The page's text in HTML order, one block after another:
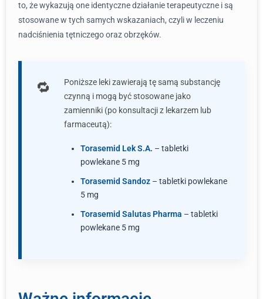
to, że wykazują one identyczne działanie terapeutyczne i są
stosowane w tych samych wskazaniach, czyli w leczeniu
nadciśnienia tętniczego oraz obrzęków.
Poniższe leki zawierają tę samą substancję
czynną i mogą być stosowane jako
zamienniki (po konsultacji z lekarzem lub
farmaceutą):
Torasemid Lek S.A. – tabletki
powlekane 5 mg
Torasemid Sandoz – tabletki powlekane
5 mg
Torasemid Salutas Pharma – tabletki
powlekane 5 mg